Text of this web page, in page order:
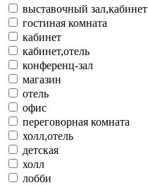
выставочный зал,кабинет
гостиная комната
кабинет
кабинет,отель
конференц-зал
магазин
отель
офис
переговорная комната
холл,отель
детская
холл
лобби